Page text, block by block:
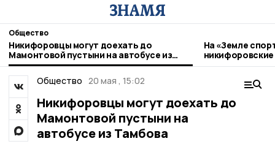
Общество
Никифоровцы могут доехать до
Мамонтовой пустыни на автобусе из
Тамбова
На «Земле
Общество 20 мая , 15:02
Никифоровцы могут доехать до
Мамонтовой пустыни на
автобусе из Тамбова